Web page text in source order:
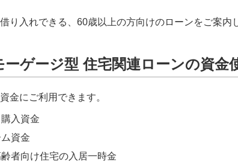
り入れできる、60歳以上の方向けのローンをご案内
ーゲージ型 住宅関連ローンの資金
金にご利用できます。
入資金
資金
者向け住宅の入居一時金